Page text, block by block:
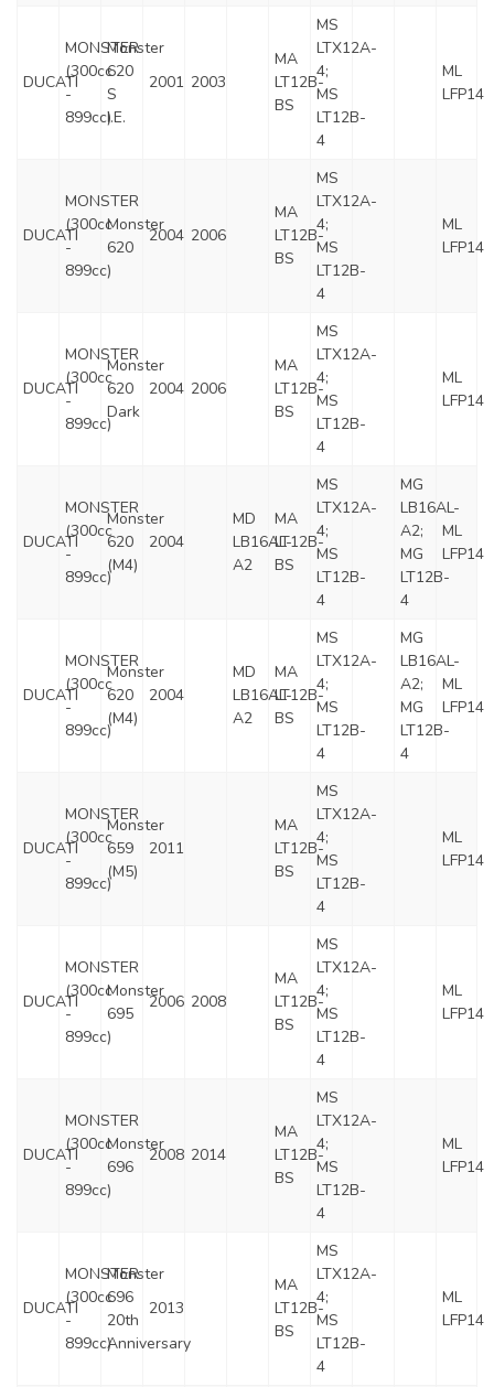
DUCATI
MONSTER
(300cc
-
899cc)
Monster
620
S
I.E.
2001 2003
MA
LT12B-
BS
MS
LTX12A-
4;
MS
LT12B-
4
ML
LFP14
DUCATI
MONSTER
(300cc
-
899cc)
Monster
620
2004 2006
MA
LT12B-
BS
MS
LTX12A-
4;
MS
LT12B-
4
ML
LFP14
DUCATI
MONSTER
(300cc
-
899cc)
Monster
620
Dark
2004 2006
MA
LT12B-
BS
MS
LTX12A-
4;
MS
LT12B-
4
ML
LFP14
DUCATI
MONSTER
(300cc
-
899cc)
Monster
620
(M4)
2004
MD
LB16AL-
A2
MA
LT12B-
BS
MS
LTX12A-
4;
MS
LT12B-
4
MG
LB16AL-
A2;
MG
LT12B-
4
ML
LFP14
DUCATI
MONSTER
(300cc
-
899cc)
Monster
620
(M4)
2004
MD
LB16AL-
A2
MA
LT12B-
BS
MS
LTX12A-
4;
MS
LT12B-
4
MG
LB16AL-
A2;
MG
LT12B-
4
ML
LFP14
DUCATI
MONSTER
(300cc
-
899cc)
Monster
659
(M5)
2011
MA
LT12B-
BS
MS
LTX12A-
4;
MS
LT12B-
4
ML
LFP14
DUCATI
MONSTER
(300cc
-
899cc)
Monster
695
2006 2008
MA
LT12B-
BS
MS
LTX12A-
4;
MS
LT12B-
4
ML
LFP14
DUCATI
MONSTER
(300cc
-
899cc)
Monster
696
2008 2014
MA
LT12B-
BS
MS
LTX12A-
4;
MS
LT12B-
4
ML
LFP14
DUCATI
MONSTER
(300cc
-
899cc)
Monster
696
20th
Anniversary
2013
MA
LT12B-
BS
MS
LTX12A-
4;
MS
LT12B-
4
ML
LFP14